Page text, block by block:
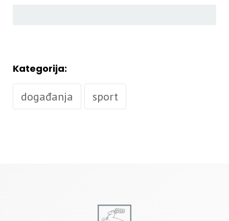
Kategorija:
događanja sport